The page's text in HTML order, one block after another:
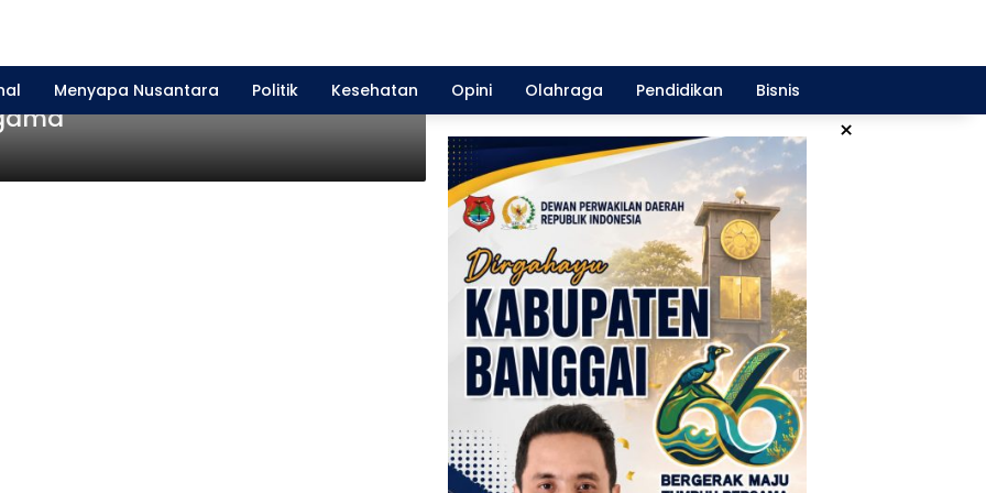
Menyapa Nusantara Politik Kesehatan Opini Olahraga Pendidikan Bisnis
×
Bimas Kristen RI Banggai Gelar